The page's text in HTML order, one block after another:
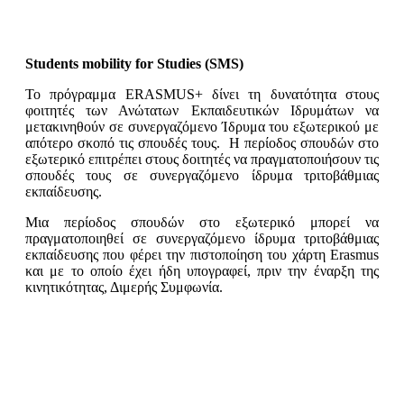
Students mobility for Studies (SMS)
Το πρόγραμμα ERASMUS+ δίνει τη δυνατότητα στους
φοιτητές των Ανώτατων Εκπαιδευτικών Ιδρυμάτων να
μετακινηθούν σε συνεργαζόμενο Ίδρυμα του εξωτερικού με
απότερο σκοπό τις σπουδές τους. Η περίοδος σπουδών στο
εξωτερικό επιτρέπει στους δοιτητές να πραγματοποιήσουν τις
σπουδές τους σε συνεργαζόμενο ίδρυμα τριτοβάθμιας
εκπαίδευσης.
Μια περίοδος σπουδών στο εξωτερικό μπορεί να
πραγματοποιηθεί σε συνεργαζόμενο ίδρυμα τριτοβάθμιας
εκπαίδευσης που φέρει την πιστοποίηση του χάρτη Erasmus
και με το οποίο έχει ήδη υπογραφεί, πριν την έναρξη της
κινητικότητας, Διμερής Συμφωνία.